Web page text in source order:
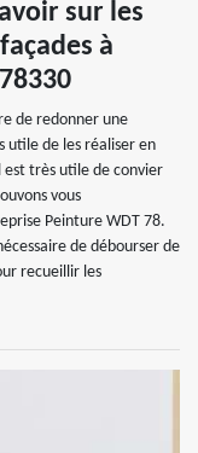
sur les
à
de redonner une
utile de les réaliser en
très utile de convier
vous
Peinture WDT 78.
de débourser de
recueillir les